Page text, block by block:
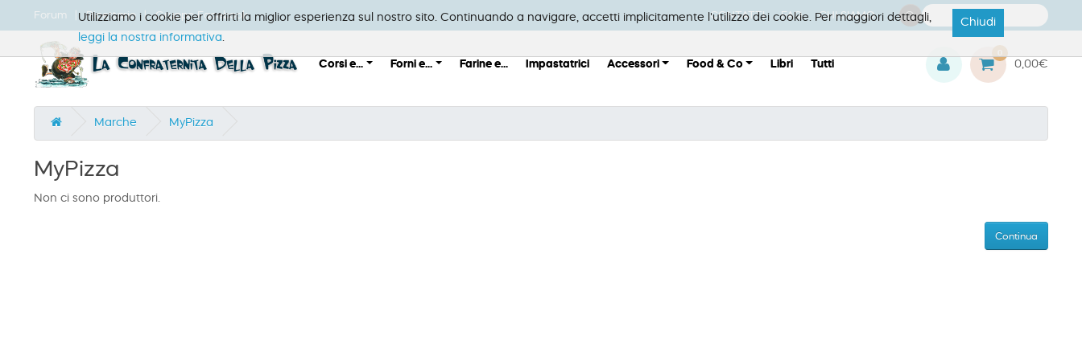
Forum Ricettario Gruppo Facebook CHI SIAMO
FAQ
CONTATTI
Corsi e... Forni e... Farine e... Impastatrici Accessori Food & Co Libri Tutti 0,00€
Marche MyPizza
MyPizza
Non ci sono produttori.
Continua
Chiudi
Utilizziamo i cookie per offrirti la miglior esperienza sul nostro sito. Continuando a navigare, accetti implicitamente l'utilizzo dei cookie. Per maggiori dettagli,
leggi la nostra informativa.